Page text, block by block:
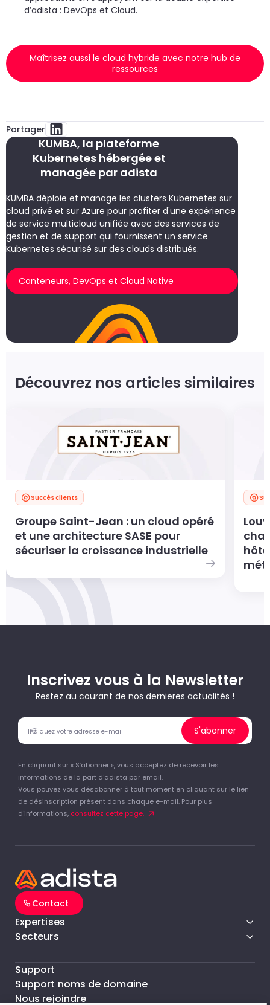
d’adista : DevOps et Cloud.
Maîtrisez aussi le cloud hybride avec notre hub de
ressources
Partager
KUMBA, la plateforme
Kubernetes hébergée et
managée par adista
KUMBA déploie et manage les clusters Kubernetes sur
cloud privé et sur Azure pour profiter d'une expérience
de service multicloud unifiée avec des services de
gestion et de support qui fournissent un service
Kubernetes sécurisé sur des clouds distribués.
Conteneurs, DevOps et Cloud Native
Découvrez nos articles similaires
Succès clients
Groupe Saint-Jean : un cloud opéré
et une architecture SASE pour
sécuriser la croissance industrielle
Inscrivez vous à la Newsletter
Restez au courant de nos dernieres actualités !
S'abonner
En cliquant sur « S’abonner », vous acceptez de recevoir les
informations de la part d'adista par email.
Vous pouvez vous désabonner à tout moment en cliquant sur le lien
de désinscription présent dans chaque e-mail. Pour plus
d'informations, consultez cette page.
Contact
Expertises
Secteurs
Support
Support noms de domaine
Nous rejoindre